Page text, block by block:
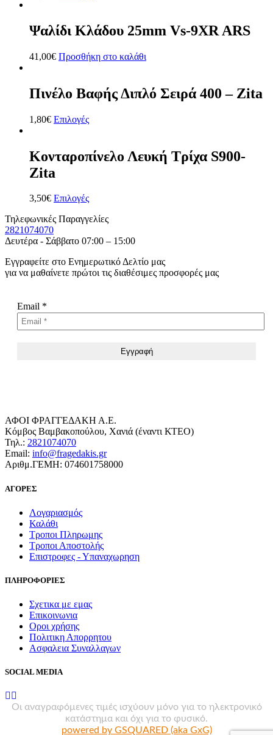
Ψαλίδι Κλάδου 25mm Vs-9XR ARS
41,00€ Προσθήκη στο καλάθι
Πινέλο Βαφής Διπλό Σειρά 400 – Zita
1,80€ Επιλογές
Κονταροπίνελο Λευκή Τρίχα S900-
Zita
3,50€ Επιλογές
Τηλεφωνικές Παραγγελίες
2821074070
Δευτέρα - Σάββατο 07:00 – 15:00
Εγγραφείτε στο Ενημερωτικό Δελτίο μας
για να μαθαίνετε πρώτοι τις διαθέσιμες προσφορές μας
Email *
ΑΦΟΙ ΦΡΑΓΓΕΔΑΚΗ Α.Ε.
Κόμβος Βαμβακοπούλου, Χανιά (έναντι ΚΤΕΟ)
Τηλ.: 2821074070
Email: info@fragedakis.gr
Αριθμ.ΓΕΜΗ: 074601758000
ΑΓΟΡΕΣ
Λογαριασμός
Καλάθι
Τροποι Πληρωμης
Τροποι Αποστολής
Επιστροφες - Υπαναχωρηση
ΠΛΗΡΟΦΟΡΙΕΣ
Σχετικα με εμας
Επικοινωνια
Οροι χρήσης
Πολιτικη Απορρητου
Ασφαλεια Συναλλαγων
SOCIAL MEDIA
Οι αναγραφόμενες τιμές ισχύουν μόνο για το ηλεκτρονικό
κατάστημα και όχι για το φυσικό.
powered by GSQUARED (aka GxG)